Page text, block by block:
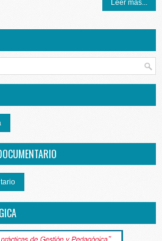
Leer más...